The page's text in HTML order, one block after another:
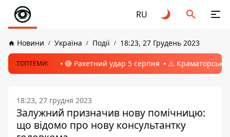
RU
Новини Україна Події 18:23, 27 Грудень 2023
ТОПТЕМИ: 🔴 Ракетний удар 5 серпня ⚠️ Краматорськ,
18:23, 27 грудня 2023
Залужний призначив нову помічницю:
що відомо про нову консультантку